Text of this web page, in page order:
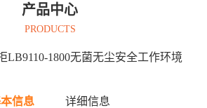
产品中心
PRODUCTS
LB9110-1800无菌无尘安全工作环境
信息 详细信息